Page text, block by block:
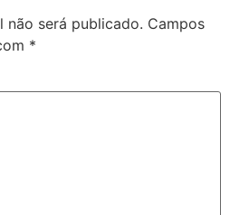
não será publicado. Campos
*